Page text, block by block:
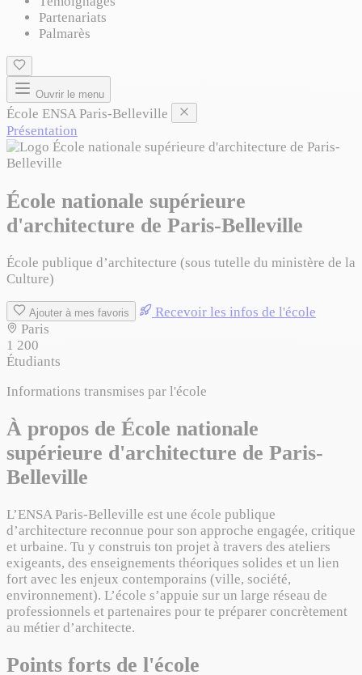
Partenariats
Palmarès
Ouvrir le menu
École ENSA Paris-Belleville
Présentation
École nationale supérieure
d'architecture de Paris-Belleville
École publique d’architecture (sous tutelle du ministère de la
Culture)
Ajouter à mes favoris
Recevoir les infos de l'école
Paris
1 200
Étudiants
Informations transmises par l'école
À propos de École nationale
supérieure d'architecture de Paris-
Belleville
L’ENSA Paris-Belleville est une école publique
d’architecture reconnue pour son approche engagée, critique
et urbaine. Tu y construis ton projet à travers des ateliers
exigeants, des enseignements théoriques solides et un lien
fort avec les enjeux contemporains (ville, société,
environnement). L’école s’appuie sur un large réseau de
professionnels et partenaires pour te préparer concrètement
au métier d’architecte.
Points forts de l'école